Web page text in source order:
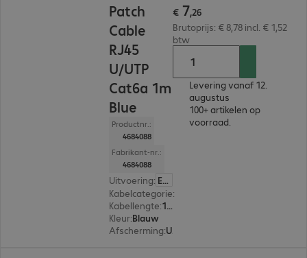
Patch
Cable
RJ45
U/UTP
Cat6a 1m
Blue
Productnr.:
4684088
Fabrikant-nr.:
4684088
Uitvoering: Europa
Kabelcategorie:
Kabellengte: 1 m
Kleur:Blauw
Afscherming: U/UTP
€ 7,26
Brutoprijs: € 8,78 incl. € 1,52
btw
Levering vanaf 12.
augustus
100+ artikelen op
voorraad.